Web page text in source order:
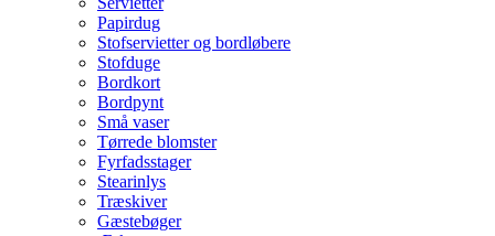
Papirdug
Stofservietter og bordløbere
Stofduge
Bordkort
Bordpynt
Små vaser
Tørrede blomster
Fyrfadsstager
Stearinlys
Træskiver
Gæstebøger